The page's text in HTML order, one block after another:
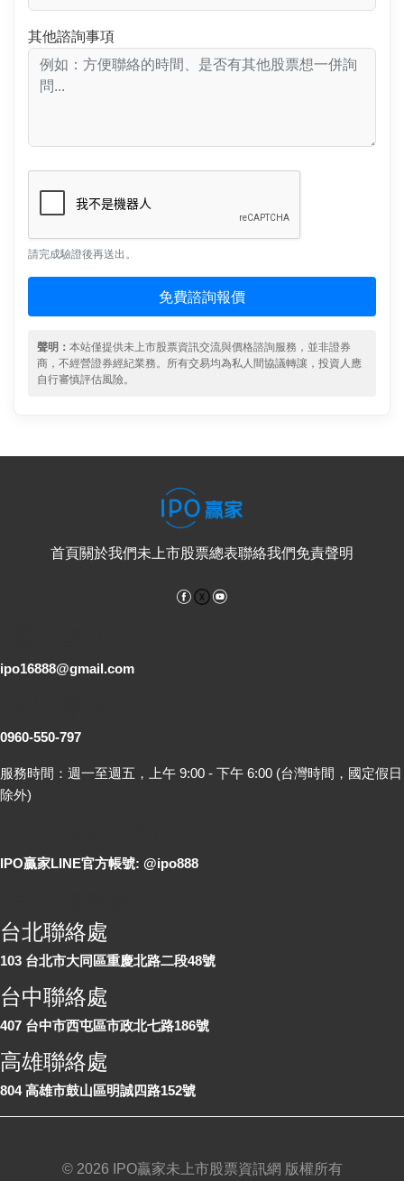
其他諮詢事項
請完成驗證後再送出。
免費諮詢報價
聲明： 本站僅提供未上市股票資訊交流與價格諮詢服務，並非證券
商，不經營證券經紀業務。所有交易均為私人間協議轉讓，投資人應
自行審慎評估風險。
首頁關於我們未上市股票總表聯絡我們免責聲明
Facebook
ipo16888@gmail.com
0960-550-797
服務時間：週一至週五，上午 9:00 - 下午 6:00 (台灣時間，國定假日
除外)
IPO贏家LINE官方帳號: @ipo888
台北聯絡處
103 台北市大同區重慶北路二段48號
台中聯絡處
407 台中市西屯區市政北七路186號
高雄聯絡處
804 高雄市鼓山區明誠四路152號
© 2026 IPO贏家未上市股票資訊網 版權所有